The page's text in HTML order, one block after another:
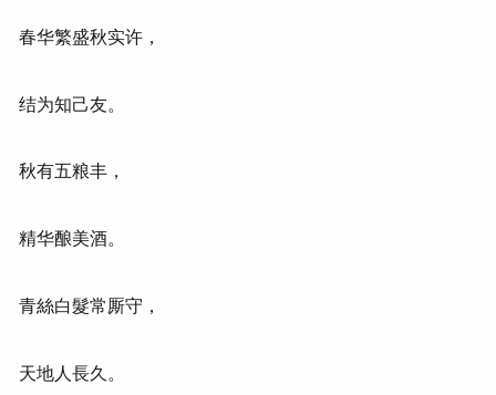
春华繁盛秋实许，
结为知己友。
秋有五粮丰，
精华酿美酒。
青絲白髮常厮守，
天地人長久。